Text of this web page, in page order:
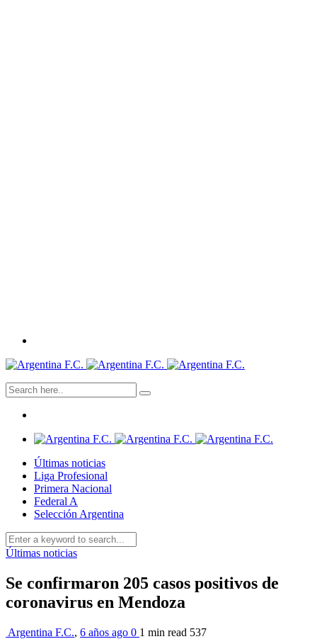
Últimas noticias
Liga Profesional
Primera Nacional
Federal A
Selección Argentina
Últimas noticias
Se confirmaron 205 casos positivos de
coronavirus en Mendoza
Argentina F.C., 6 años ago 0 1 min read 537